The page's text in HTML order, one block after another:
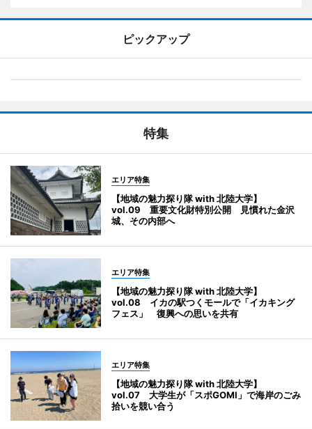
ピックアップ
特集
エリア特集
【地域の魅力探り隊 with 北陸大学】
vol.09 重要文化財特別公開 見慣れた金沢
城、その内部へ
エリア特集
【地域の魅力探り隊 with 北陸大学】
vol.08 イカの駅つくモールで「イカキング
フェス」 復興への思いを共有
エリア特集
【地域の魅力探り隊 with 北陸大学】
vol.07 大学生が「スポGOMI」で海岸のごみ
拾いを競い合う